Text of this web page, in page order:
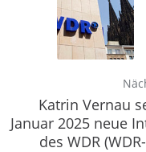
Katrin Vernau
Januar 2025 neue
des WDR